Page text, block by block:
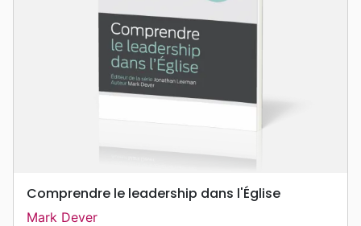
Comprendre le leadership dans l'Église
Mark Dever